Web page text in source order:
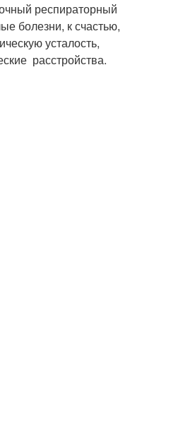
респираторный
болезни, к счастью,
усталость,
расстройства.